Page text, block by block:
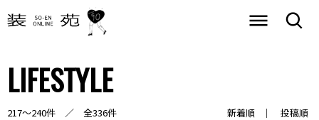
LIFESTYLE
217～240件 ／ 全336件 新着順 投稿順